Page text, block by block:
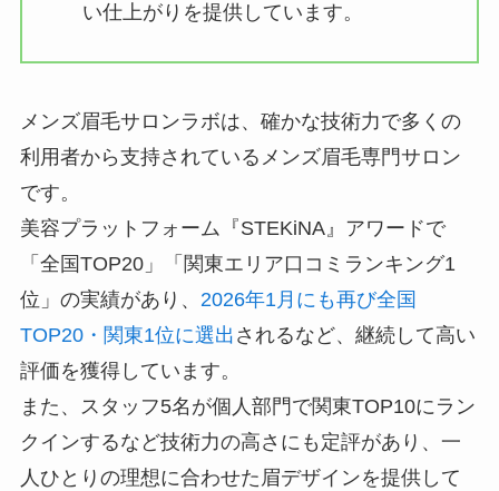
い仕上がりを提供しています。
メンズ眉毛サロンラボは、確かな技術力で多くの
利用者から支持されているメンズ眉毛専門サロン
です。
美容プラットフォーム『STEKiNA』アワードで
「全国TOP20」「関東エリア口コミランキング1
位」の実績があり、 2026年1月にも再び全国
TOP20・関東1位に選出 されるなど、継続して高い
評価を獲得しています。
また、スタッフ5名が個人部門で関東TOP10にラン
クインするなど技術力の高さにも定評があり、一
人ひとりの理想に合わせた眉デザインを提供して